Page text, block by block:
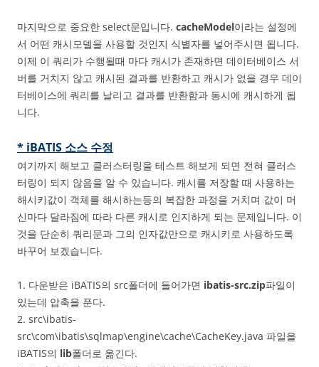
마지막으로 중요한 select문입니다. cacheModel이라는 설정에
서 어떤 캐시모델을 사용할 것인지 식별자를 넣어주시면 됩니다.
이제 이 쿼리가 수행될때 마다 캐시가 존재하면 데이터베이스 서
버를 거치지 않고 캐시된 결과를 반환하고 캐시가 없을 경우 데이
터베이스에 쿼리를 날리고 결과를 반환함과 동시에 캐시하게 됩
니다.
* iBATIS 소스 수정
여기까지 해보고 클러스터링을 테스트 해보게 되면 전혀 클러스
터링이 되지 않음을 알 수 있습니다. 캐시를 저장할 때 사용하는
해시키값이 객체를 해시하는등의 복잡한 과정을 거치며 값이 머
신마다 달라짐에 따라 다른 캐시로 인지하게 되는 문제입니다. 이
것을 단순히 쿼리문과 그의 인자값만으로 캐시키로 사용하도록
바꾸어 보겠습니다.
1. 다운받은 iBATIS의 src폴더에 들어가면 ibatis-src.zip파일이
있는데 압축을 푼다.
2. src\ibatis-
src\com\ibatis\sqlmap\engine\cache\CacheKey.java 파일을
iBATIS의 lib폴더로 옮긴다.